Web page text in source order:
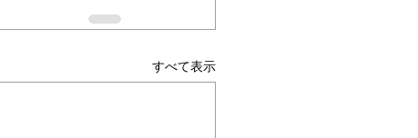
すべて表示